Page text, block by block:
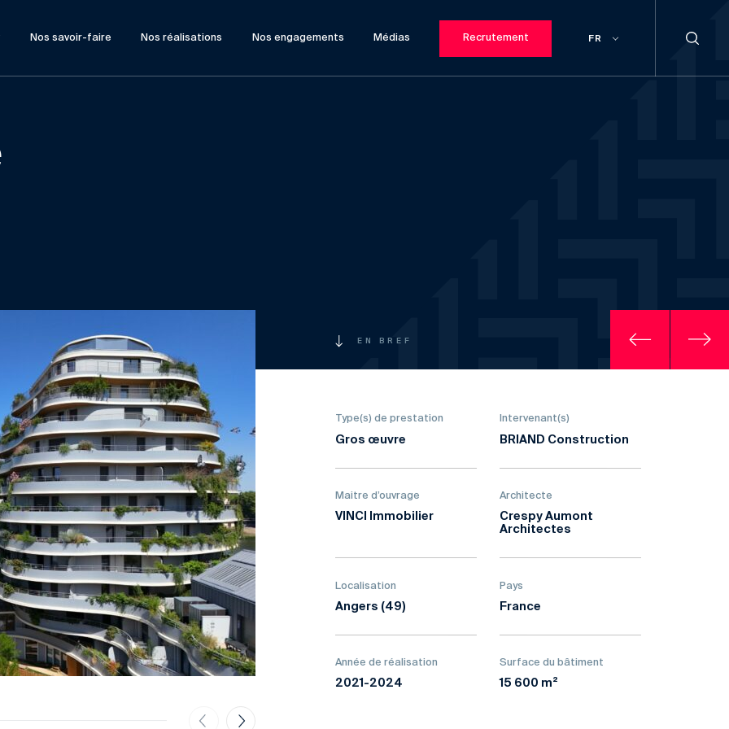
Nos savoir-faire Nos réalisations Nos engagements Médias Recrutement FR
EN BREF
Type(s) de prestation
Gros œuvre
Intervenant(s)
BRIAND Construction
Maitre d’ouvrage
VINCI Immobilier
Architecte
Crespy Aumont
Architectes
Localisation
Angers (49)
Pays
France
Année de réalisation
2021-2024
Surface du bâtiment
15 600 m²